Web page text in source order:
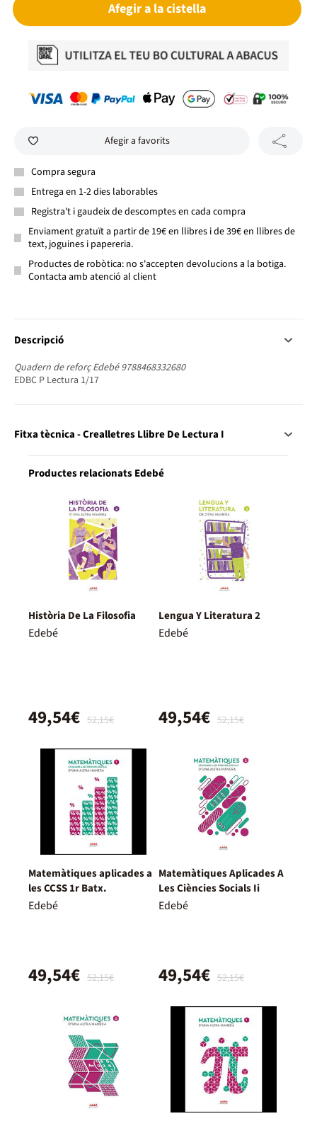
Afegir a la cistella
Afegir a favorits
Compra segura
Entrega en 1-2 dies laborables
Registra't i gaudeix de descomptes en cada compra
Enviament gratuït a partir de 19€ en llibres i de 39€ en llibres de
text, joguines i papereria.
Productes de robòtica: no s'accepten devolucions a la botiga.
Contacta amb atenció al client
Descripció
Quadern de reforç Edebé 9788468332680
EDBC P Lectura 1/17
Fitxa tècnica - Crealletres Llibre De Lectura I
Productes relacionats Edebé
Història De La Filosofia
Edebé
52,15€
49,54€
Lengua Y Literatura 2
Edebé
52,15€
49,54€
Matemàtiques aplicades a
les CCSS 1r Batx.
Edebé
52,15€
49,54€
Matemàtiques Aplicades A
Les Ciències Socials Ii
Edebé
52,15€
49,54€